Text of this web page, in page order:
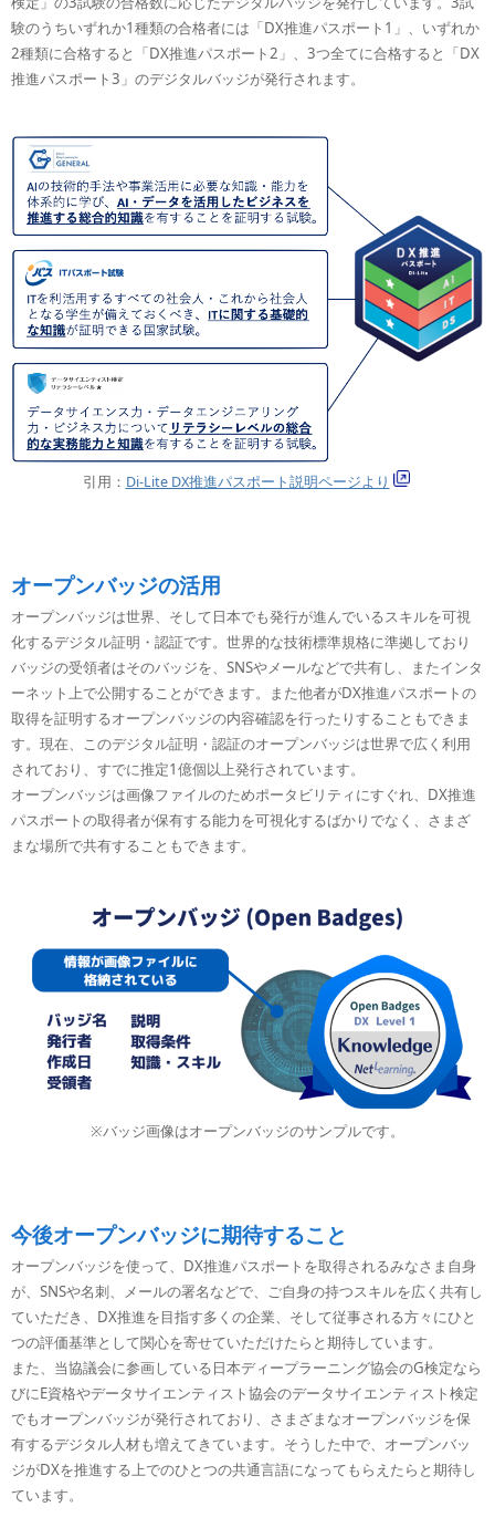
験のうちいずれか1種類の合格者には「DX推進パスポート1」、いずれか
2種類に合格すると「DX推進パスポート2」、3つ全てに合格すると「DX
推進パスポート3」のデジタルバッジが発行されます。
引用： Di-Lite DX推進パスポート説明ページより
オープンバッジの活用
オープンバッジは世界、そして日本でも発行が進んでいるスキルを可視
化するデジタル証明・認証です。世界的な技術標準規格に準拠しており
バッジの受領者はそのバッジを、SNSやメールなどで共有し、またインタ
ーネット上で公開することができます。また他者がDX推進パスポートの
取得を証明するオープンバッジの内容確認を行ったりすることもできま
す。現在、このデジタル証明・認証のオープンバッジは世界で広く利用
されており、すでに推定1億個以上発行されています。
オープンバッジは画像ファイルのためポータビリティにすぐれ、DX推進
パスポートの取得者が保有する能力を可視化するばかりでなく、さまざ
まな場所で共有することもできます。
※バッジ画像はオープンバッジのサンプルです。
今後オープンバッジに期待すること
オープンバッジを使って、DX推進パスポートを取得されるみなさま自身
が、SNSや名刺、メールの署名などで、ご自身の持つスキルを広く共有し
ていただき、DX推進を目指す多くの企業、そして従事される方々にひと
つの評価基準として関心を寄せていただけたらと期待しています。
また、当協議会に参画している日本ディープラーニング協会のG検定なら
びにE資格やデータサイエンティスト協会のデータサイエンティスト検定
でもオープンバッジが発行されており、さまざまなオープンバッジを保
有するデジタル人材も増えてきています。そうした中で、オープンバッ
ジがDXを推進する上でのひとつの共通言語になってもらえたらと期待し
ています。